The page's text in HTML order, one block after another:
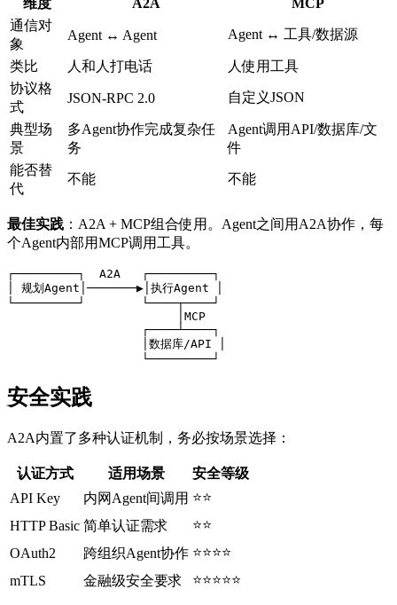
维度 A2A
MCP
通信对
象
Agent ↔ Agent Agent ↔ 工具/数据源
类比 人和人打电话
人使用工具
协议格
式
JSON-RPC 2.0 自定义JSON
典型场
景
多Agent协作完成复杂任
务
Agent调用API/数据库/文
件
能否替
代
不能 不能
最佳实践 ：A2A + MCP组合使用。Agent之间用A2A协作，每
个Agent内部用MCP调用工具。
┌─────────┐  A2A   ┌─────────┐
│ 规划Agent│───────▶│执行Agent │
└─────────┘        └────┬────┘
                        │MCP
                   ┌────┴────┐
                   │数据库/API │
                   └─────────┘
安全实践
A2A内置了多种认证机制，务必按场景选择：
认证方式 适用场景
安全等级
API Key
内网Agent间调用 ⭐⭐
HTTP Basic 简单认证需求
⭐⭐
OAuth2
跨组织Agent协作 ⭐⭐⭐⭐
mTLS
金融级安全要求 ⭐⭐⭐⭐⭐